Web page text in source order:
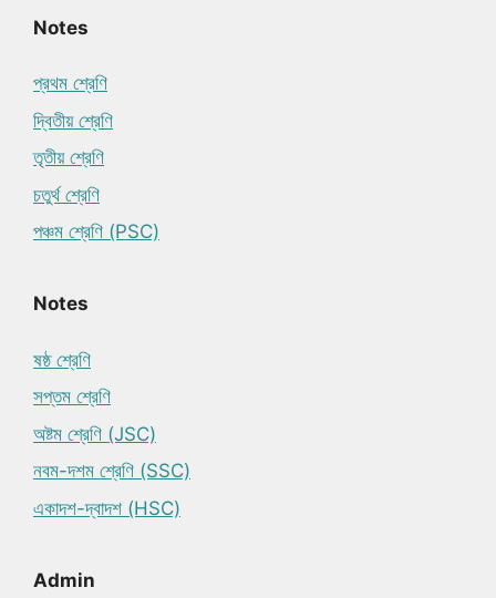
Notes
প্রথম শ্রেণি
দ্বিতীয় শ্রেণি
তৃতীয় শ্রেণি
চতুর্থ শ্রেণি
পঞ্চম শ্রেণি (PSC)
Notes
ষষ্ঠ শ্রেণি
সপ্তম শ্রেণি
অষ্টম শ্রেণি (JSC)
নবম-দশম শ্রেণি (SSC)
একাদশ-দ্বাদশ (HSC)
Admin